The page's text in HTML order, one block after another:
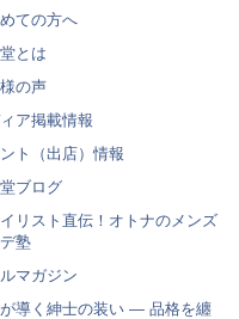
ての方へ
とは
の声
ア掲載情報
ト（出店）情報
ブログ
リスト直伝！オトナのメンズ
塾
マガジン
導く紳士の装い ― 品格を纏